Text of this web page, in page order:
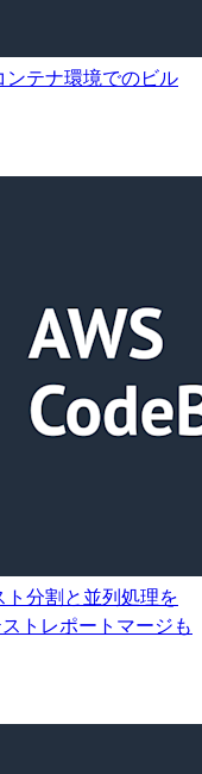
テナ環境でのビル
分割と並列処理を
トレポートマージも